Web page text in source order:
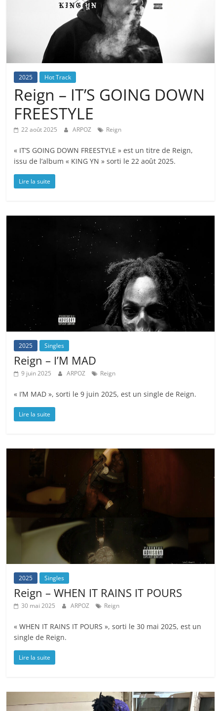
2025 Hot Track
Reign – IT’S GOING DOWN
FREESTYLE
22 août 2025 ARPOZ Reign
« IT’S GOING DOWN FREESTYLE » est un titre de Reign,
issu de l’album « KING YN » sorti le 22 août 2025.
Lire la suite
2025 Singles
Reign – I’M MAD
9 juin 2025 ARPOZ Reign
« I’M MAD », sorti le 9 juin 2025, est un single de Reign.
Lire la suite
2025 Singles
Reign – WHEN IT RAINS IT POURS
30 mai 2025 ARPOZ Reign
« WHEN IT RAINS IT POURS », sorti le 30 mai 2025, est un
single de Reign.
Lire la suite